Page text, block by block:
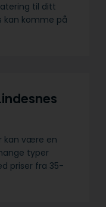
til ditt
kan komme på
kan være en
typer
priser fra 35-